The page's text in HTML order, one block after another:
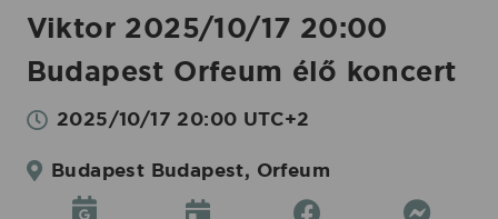
Viktor 2025/10/17 20:00
Budapest Orfeum élő koncert
2025/10/17 20:00 UTC+2
Budapest Budapest, Orfeum